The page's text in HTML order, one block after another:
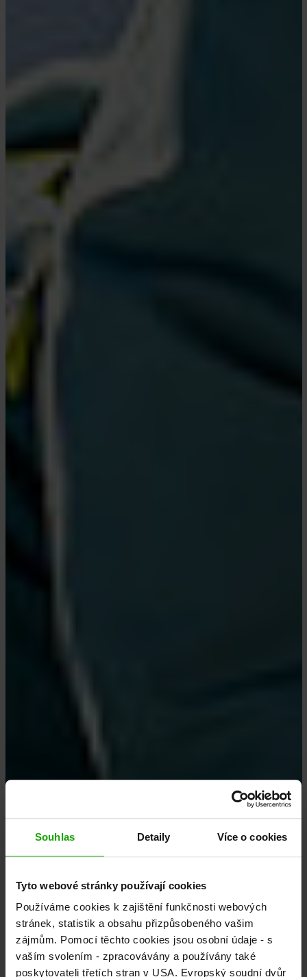
Souhlas Detaily Více o cookies
Tyto webové stránky používají cookies
Používáme cookies k zajištění funkčnosti webových
stránek, statistik a obsahu přizpůsobeného vašim
zájmům. Pomocí těchto cookies jsou osobní údaje - s
vaším svolením - zpracovávány a používány také
poskytovateli třetích stran v USA. Evropský soudní dvůr